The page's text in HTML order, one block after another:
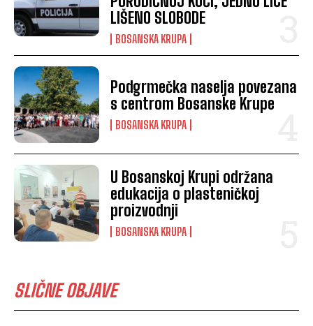
LIŠENO SLOBODE
BOSANSKA KRUPA
Podgrmečka naselja povezana
s centrom Bosanske Krupe
BOSANSKA KRUPA
U Bosanskoj Krupi održana
edukacija o plasteničkoj
proizvodnji
BOSANSKA KRUPA
SLIČNE OBJAVE